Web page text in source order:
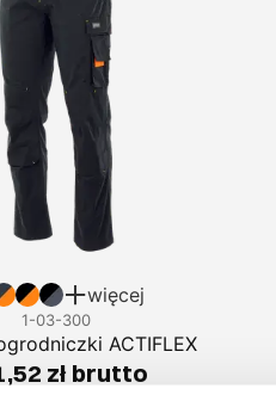
więcej
1-03-300
ACTIFLEX
zł brutto